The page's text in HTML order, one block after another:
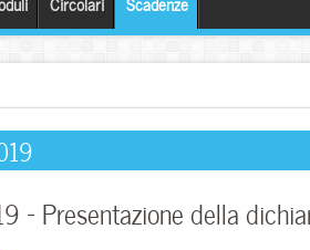
– Presentazione della